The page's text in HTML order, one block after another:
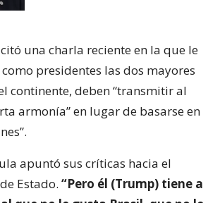
una charla reciente en la que le
presidentes las dos mayores
continente, deben “transmitir al
armonía” en lugar de basarse en
apuntó sus críticas hacia el
Estado. “Pero él (Trump) tiene a